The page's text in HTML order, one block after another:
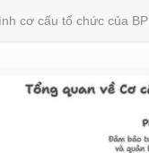
cơ cấu tổ chức của BP